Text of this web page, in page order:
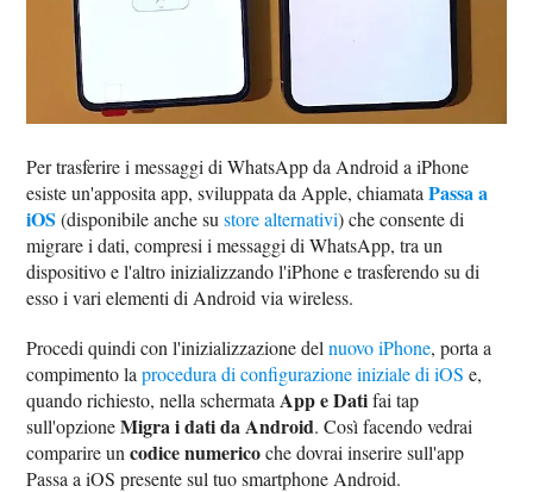
Per trasferire i messaggi di WhatsApp da Android a iPhone
esiste un'apposita app, sviluppata da Apple, chiamataPassa a
iOS (disponibile anche sustore alternativi) che consente di
migrare i dati, compresi i messaggi di WhatsApp, tra un
dispositivo e l'altro inizializzando l'iPhone e trasferendo su di
esso i vari elementi di Android via wireless.
Procedi quindi con l'inizializzazione delnuovo iPhone, porta a
compimento laprocedura di configurazione iniziale di iOS e,
quando richiesto, nella schermata App e Datifai tap
sull'opzioneMigra i dati da Android. Così facendo vedrai
comparire uncodice numericoche dovrai inserire sull'app
Passa a iOS presente sul tuo smartphone Android.